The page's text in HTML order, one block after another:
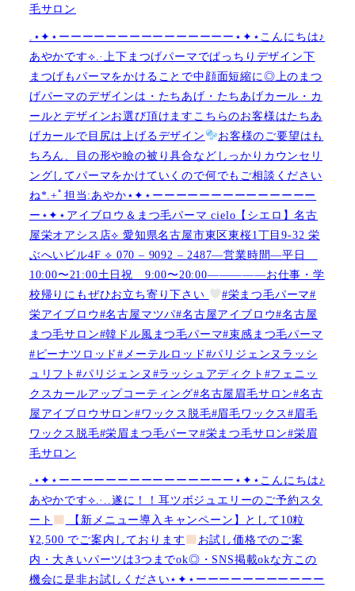
毛サロン
.⋆✦⋆ーーーーーーーーーーーーーーー⋆✦⋆こんにちは♪
あやかです︎⟡.·上下まつげパーマでぱっちりデザイン下
まつげもパーマをかけることで中顔面短縮に◎上のまつ
げパーマのデザインは・たちあげ・たちあげカール・カ
ールとデザインお選び頂けますこちらのお客様はたちあ
げカールで目尻は上げるデザイン
お客様のご要望はも
ちろん、目の形や瞼の被り具合などしっかりカウンセリ
ングしてパーマをかけていくので何でもご相談ください
ね︎︎︎*.+ﾟ担当:あやか⋆✦⋆ーーーーーーーーーーーーーー
ー⋆✦⋆アイブロウ＆まつ毛パーマ cielo【シエロ】名古
屋栄オアシス店︎︎⟡ 愛知県名古屋市東区東桜1丁目9-32 栄
ぶへいビル4F ︎︎⟡ 070 – 9092 – 2487—営業時間—平日
10:00〜21:00土日祝 9:00〜20:00—————お仕事・学
校帰りにもぜひお立ち寄り下さい
#栄まつ毛パーマ#
栄アイブロウ#名古屋マツパ#名古屋アイブロウ#名古屋
まつ毛サロン#韓ドル風まつ毛パーマ#束感まつ毛パーマ
#ピーナツロッド#メーテルロッド#パリジェンヌラッシ
ュリフト#パリジェンヌ#ラッシュアディクト#フェニッ
クスカールアップコーティング#名古屋眉毛サロン#名古
屋アイブロウサロン#ワックス脱毛#眉毛ワックス#眉毛
ワックス脱毛#栄眉まつ毛パーマ#栄まつ毛サロン#栄眉
毛サロン
.⋆✦⋆ーーーーーーーーーーーーーーー⋆✦⋆こんにちは♪
あやかです︎⟡.·..遂に！！耳ツボジュエリーのご予約スタ
ート
【新メニュー導入キャンペーン】として10粒
¥2,500 でご案内しております
お試し価格でのご案
内・大きいパーツは3つまでok◎・SNS掲載okな方この
機会に是非お試しください⋆✦⋆ーーーーーーーーーーー